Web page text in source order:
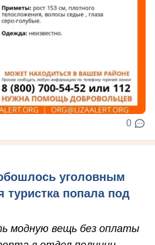
0
уголовным
туристка попала под
модную вещь без оплаты